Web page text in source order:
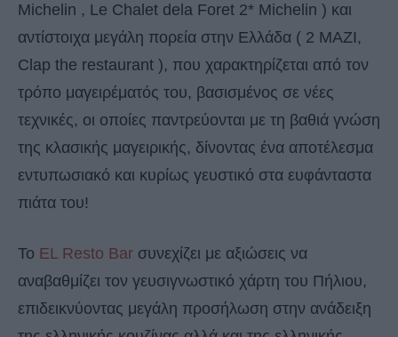
Michelin , Le Chalet dela Foret 2* Michelin ) και
αντίστοιχα μεγάλη πορεία στην Ελλάδα ( 2 ΜΑΖΙ,
Clap the restaurant ), που χαρακτηρίζεται από τον
τρόπο μαγειρέματός του, βασισμένος σε νέες
τεχνικές, οι οποίες παντρεύονται με τη βαθιά γνώση
της κλασικής μαγειρικής, δίνοντας ένα αποτέλεσμα
εντυπωσιακό και κυρίως γευστικό στα ευφάνταστα
πιάτα του!
Το EL Resto Bar συνεχίζει με αξιώσεις να
αναβαθμίζει τον γευσιγνωστικό χάρτη του Πήλιου,
επιδεικνύοντας μεγάλη προσήλωση στην ανάδειξη